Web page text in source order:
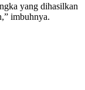
yang dihasilkan
imbuhnya.